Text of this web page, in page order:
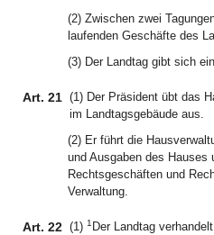
(2) Zwischen zwei
laufenden Geschäfte des
(3) Der Landtag gibt sich
Art. 21 (1) Der Präsident übt das
im Landtagsgebäude aus.
(2) Er führt die
und Ausgaben des
Rechtsgeschäften und
Verwaltung.
Art. 22 (1) 1 Der Landtag